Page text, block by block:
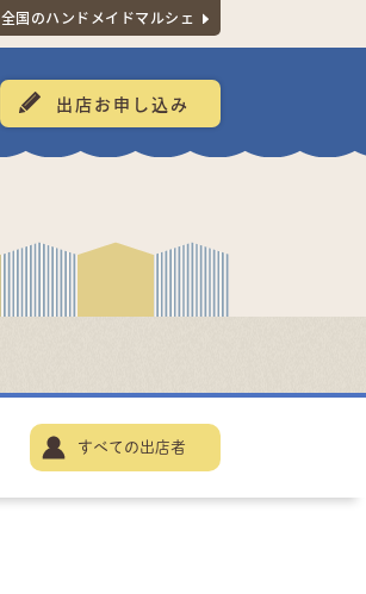
全国のハンドメイドマルシェ
出店お申し込み
すべての出店者